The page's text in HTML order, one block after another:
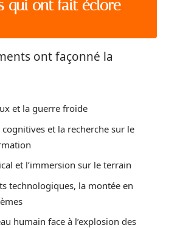
qui ont fait éclore
ont façonné la
et la guerre froide
cognitives et la recherche sur le
et l’immersion sur le terrain
technologiques, la montée en
humain face à l’explosion des